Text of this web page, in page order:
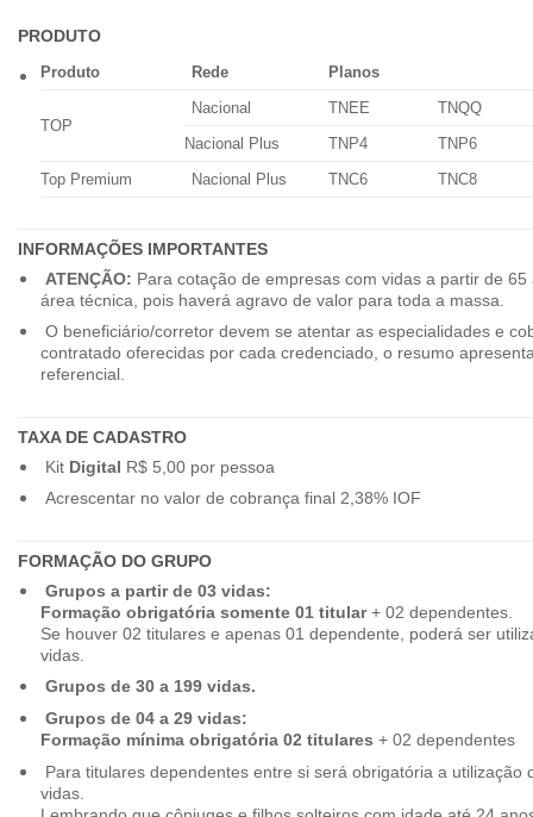
PRODUTO
Produto Rede Planos
TOP
Nacional TNEE
TNQQ
Nacional Plus
TNP4
TNP6
Top Premium
Nacional Plus TNC6 TNC8
INFORMAÇÕES IMPORTANTES
ATENÇÃO: Para cotação de empresas com vidas a partir de
área técnica, pois haverá agravo de valor para toda a massa.
O beneficiário/corretor devem se atentar as especialidades e
contratado oferecidas por cada credenciado, o resumo
referencial.
TAXA DE CADASTRO
Kit Digital R$ 5,00 por pessoa
Acrescentar no valor de cobrança final 2,38% IOF
FORMAÇÃO DO GRUPO
Grupos a partir de 03 vidas:
Formação obrigatória somente 01 titular+ 02 dependentes.
Se houver 02 titulares e apenas 01 dependente, poderá ser
vidas.
Grupos de 30 a 199 vidas.
Grupos de 04 a 29 vidas:
Formação mínima obrigatória 02 titulares + 02 dependentes
Para titulares dependentes entre si será obrigatória a utilização
vidas.